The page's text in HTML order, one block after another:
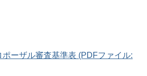
ーザル審査基準表 (PDFファイル: